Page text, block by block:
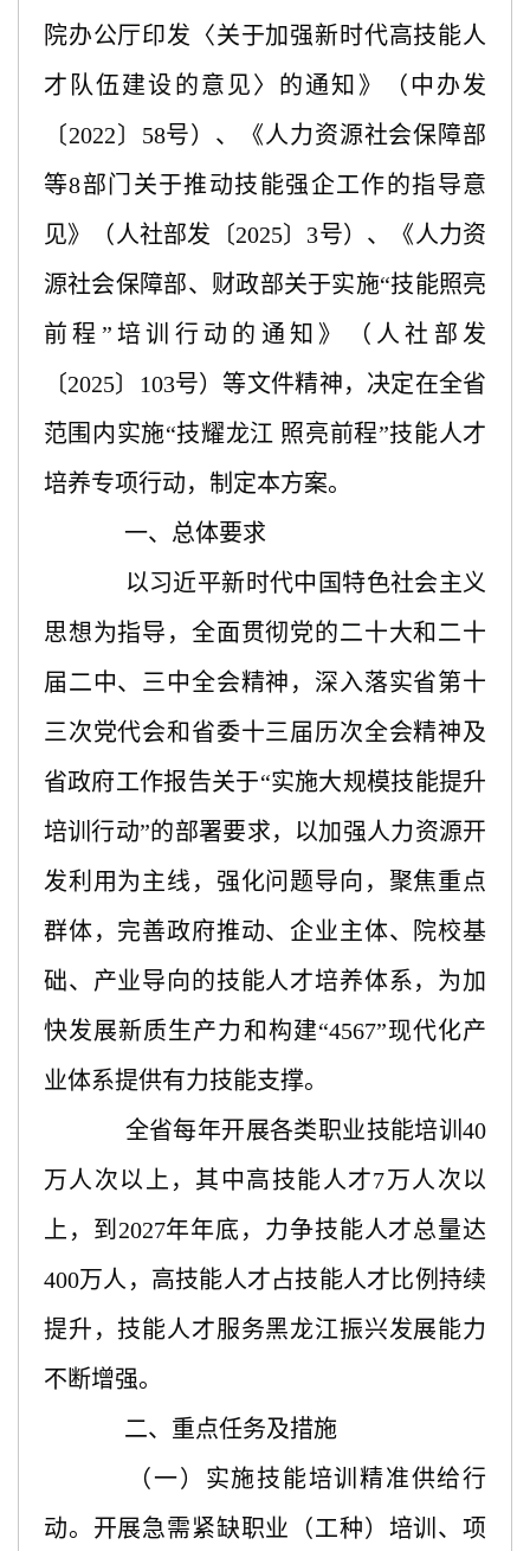
院办公厅印发〈关于加强新时代高技能人
才队伍建设的意见〉的通知》（中办发
〔 2022〕58号）、《人力资源社会保障部
等8部门关于推动技能强企工作的指导意
见》（人社部发〔2025〕3号）、《人力资
源社会保障部、财政部关于实施“技能照亮
前程”培训行动的通知》（人社部发
〔2025〕103号）等文件精神，决定在全省
范围内实施“技耀龙江 照亮前程”技能人才
培养专项行动，制定本方案。
一、总体要求
以习近平新时代中国特色社会主义
思想为指导，全面贯彻党的二十大和二十
届二中、三中全会精神，深入落实省第十
三次党代会和省委十三届历次全会精神及
省政府工作报告关于“实施大规模技能提升
培训行动”的部署要求，以加强人力资源开
发利用为主线，强化问题导向，聚焦重点
群体，完善政府推动、企业主体、院校基
础、产业导向的技能人才培养体系，为加
快发展新质生产力和构建“4567”现代化产
业体系提供有力技能支撑。
全省每年开展各类职业技能培训40
万人次以上，其中高技能人才7万人次以
上，到2027年年底，力争技能人才总量达
400万人，高技能人才占技能人才比例持续
提升，技能人才服务黑龙江振兴发展能力
不断增强。
二、重点任务及措施
（一）实施技能培训精准供给行
动。开展急需紧缺职业（工种）培训、项